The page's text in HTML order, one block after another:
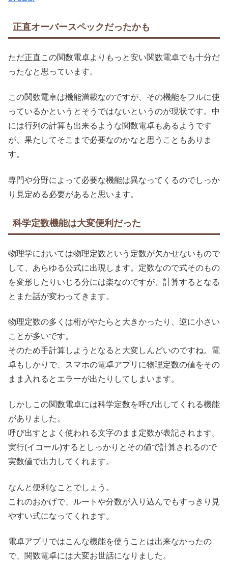
正直オーバースペックだったかも
ただ正直この関数電卓よりもっと安い関数電卓でも十分だ
ったなと思っています。
この関数電卓は機能満載なのですが、その機能をフルに使
っているかというとそうではないというのが現状です。中
には行列の計算も出来るような関数電卓もあるようです
が、果たしてそこまで必要なのかなと思うこともありま
す。
専門や分野によって必要な機能は異なってくるのでしっか
り見定める必要があると思います。
科学定数機能は大変便利だった
物理学においては物理定数という定数が欠かせないもので
して、あらゆる公式に出現します。定数なので式そのもの
を変形したりいじる分には楽なのですが、計算するとなる
とまた話が変わってきます。
物理定数の多くは桁がやたらと大きかったり、逆に小さい
ことが多いです。
そのため手計算しようとなると大変しんどいのですね。電
卓もしかりで、スマホの電卓アプリに物理定数の値をその
まま入れるとエラーが出たりしてしまいます。
しかしこの関数電卓には科学定数を呼び出してくれる機能
がありました。
呼び出すとよく使われる文字のまま定数が表記されます。
実行(イコール)するとしっかりとその値で計算されるので
実数値で出力してくれます。
なんと便利なことでしょう。
これのおかげで、ルートや分数が入り込んでもすっきり見
やすい式になってくれます。
電卓アプリではこんな機能を使うことは出来なかったの
で、関数電卓には大変お世話になりました。